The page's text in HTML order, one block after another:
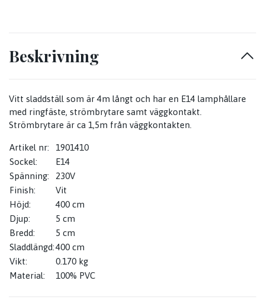
Beskrivning
Vitt sladdställ som är 4m långt och har en E14 lamphållare
med ringfäste, strömbrytare samt väggkontakt.
Strömbrytare är ca 1,5m från väggkontakten.
Artikel nr:
1901410
Sockel:
E14
Spänning:
230V
Finish:
Vit
Höjd:
400 cm
Djup:
5 cm
Bredd:
5 cm
Sladdlängd:400 cm
Vikt:
0.170 kg
Material:
100% PVC